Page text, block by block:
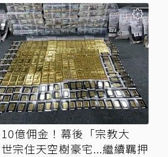
億佣金！幕後「宗教大
宗住天空樹豪宅...繼續羈押